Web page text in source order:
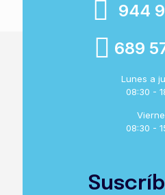
944
689
Lunes a
08:30 -
08:30 -